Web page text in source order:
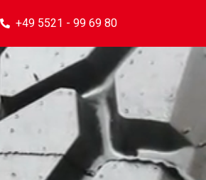
+49 5521 - 99 69 80